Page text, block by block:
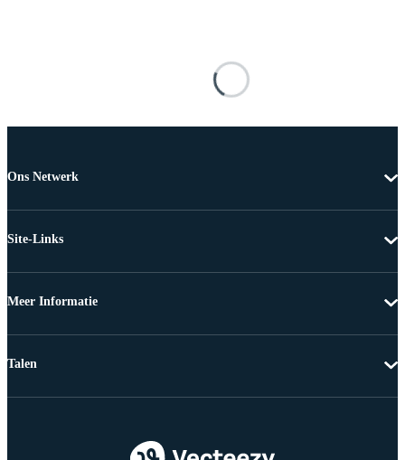
Ons Netwerk
Site-Links
Meer Informatie
Talen